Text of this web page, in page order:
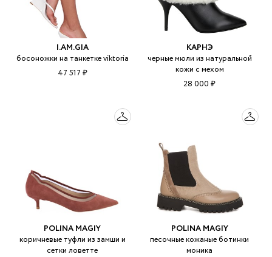
I.AM.GIA
босоножки на танкетке viktoria
47 517 ₽
КАРНЭ
черные мюли из натуральной
кожи с мехом
28 000 ₽
POLINA MAGIY
коричневые туфли из замши и
сетки ловетте
POLINA MAGIY
песочные кожаные ботинки
моника